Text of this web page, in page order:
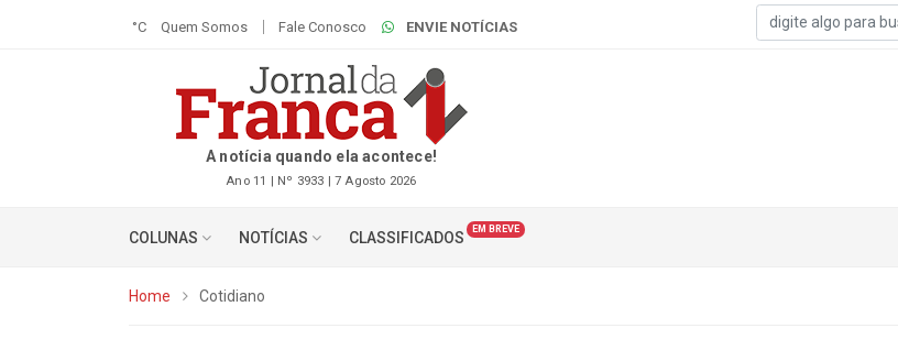
°C Quem Somos Fale Conosco ENVIE NOTÍCIAS
A notícia quando ela acontece!
Ano 11 | Nº 3933 | 7 Agosto 2026
COLUNAS NOTÍCIAS CLASSIFICADOS EM BREVE
Home Cotidiano